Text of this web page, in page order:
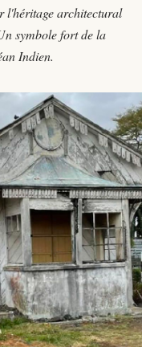
l'héritage architectural
symbole fort de la
Indien.